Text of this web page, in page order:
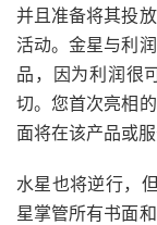
并且准备将其投
活动。金星与利
品，因为利润很
切。您首次亮相
面将在该产品或
水星也将逆行，
星掌管所有书面